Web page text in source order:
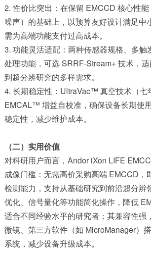
2. 性价比突出：在保留 EMCCD 核心性
噪声）的基础上，以预算友好设计满足中
需为高端功能支付过高成本。
3. 功能灵活适配：两种传感器规格、多触
处理功能，可选 SRRF-Stream+ 技术，
到超分辨研究的多样需求。
4. 长期稳定性：UltraVac™ 真空技术（七
EMCAL™ 增益自校准，确保设备长期使
稳定性，减少维护成本。
（二）实用价值
对科研用户而言，Andor iXon LIFE
成像门槛：无需高价采购高端 EMCCD，
检测能力，支持从基础研究到前沿超分辨
优化、信号量化等功能简化操作，降低
适合不同经验水平的研究者；其兼容性强
微镜、第三方软件（如 MicroManager）
系统，减少设备升级成本。